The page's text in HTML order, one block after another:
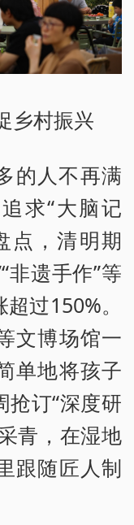
乡村振兴
的人不再满
求“大脑记
点，清明期
非遗手作”等
过150%。
文博场馆一
单地将孩子
订“深度研
青，在湿地
跟随匠人制